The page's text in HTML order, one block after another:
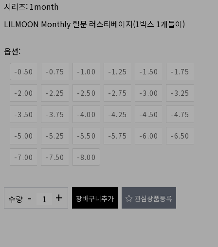
시리즈: 1month
LILMOON Monthly 릴문 러스티베이지(1박스 1개들이)
옵션:
-0.50 -0.75 -1.00 -1.25 -1.50 -1.75
-2.00 -2.25 -2.50 -2.75 -3.00 -3.25
-3.50 -3.75 -4.00 -4.25 -4.50 -4.75
-5.00 -5.25 -5.50 -5.75 -6.00 -6.50
-7.00 -7.50 -8.00
수량 - + 장바구니추가 관심상품등록